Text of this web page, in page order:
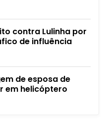
contra Lulinha por
de influência
de esposa de
em helicóptero